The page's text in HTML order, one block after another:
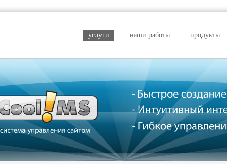
услуги наши работы продукты